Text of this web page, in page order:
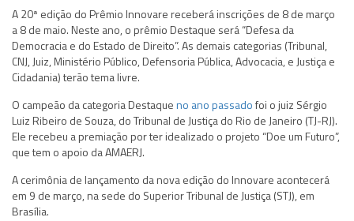
A 20ª edição do Prêmio Innovare receberá inscrições de 8 de março
a 8 de maio. Neste ano, o prêmio Destaque será “Defesa da
Democracia e do Estado de Direito”. As demais categorias (Tribunal,
CNJ, Juiz, Ministério Público, Defensoria Pública, Advocacia, e Justiça e
Cidadania) terão tema livre.
O campeão da categoria Destaqueno ano passadofoi o juiz Sérgio
Luiz Ribeiro de Souza, do Tribunal de Justiça do Rio de Janeiro (TJ-RJ).
Ele recebeu a premiação por ter idealizado o projeto “Doe um Futuro”,
que tem o apoio da AMAERJ.
A cerimônia de lançamento da nova edição do Innovare acontecerá
em 9 de março, na sede do Superior Tribunal de Justiça (STJ), em
Brasília.